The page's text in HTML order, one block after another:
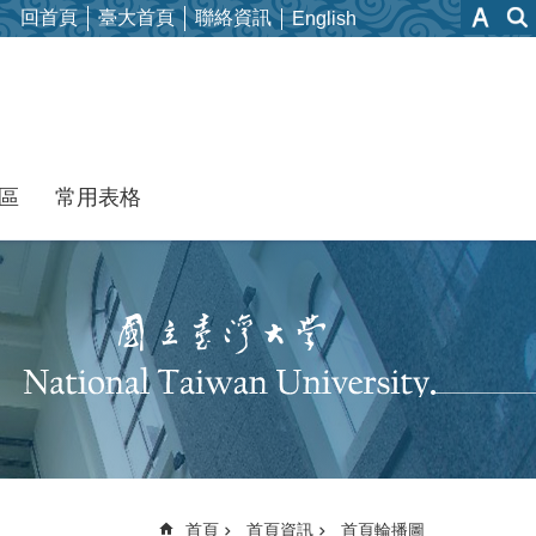
回首頁 臺大首頁 聯絡資訊 English
常用表格
首頁 首頁資訊 首頁輪播圖